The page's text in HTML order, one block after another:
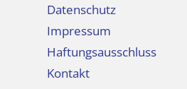
Datenschutz
Impressum
Haftungsausschluss
Kontakt